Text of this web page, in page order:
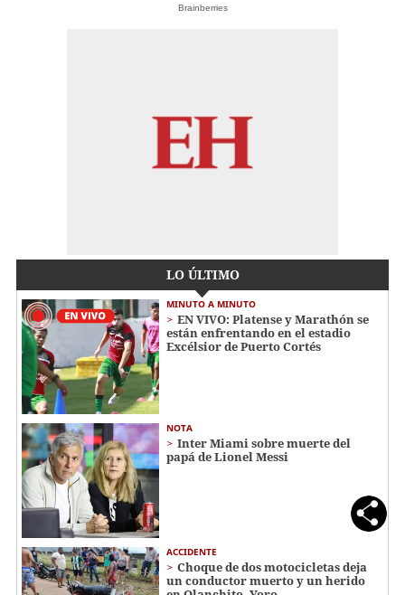
Brainberries
LO ÚLTIMO
MINUTO A MINUTO
EN VIVO: Platense y Marathón se
están enfrentando en el estadio
Excélsior de Puerto Cortés
NOTA
Inter Miami sobre muerte del
papá de Lionel Messi
ACCIDENTE
Choque de dos motocicletas deja
un conductor muerto y un herido